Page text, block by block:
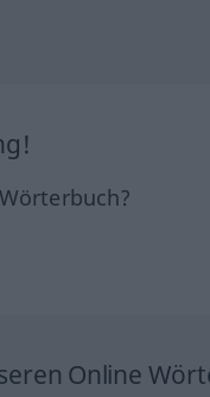
Online